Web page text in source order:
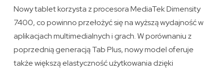
Nowy tablet korzysta z procesora MediaTek Dimensity
7400, co powinno przełożyć się na wyższą wydajność w
aplikacjach multimedialnych i grach. W porównaniu z
poprzednią generacją Tab Plus, nowy model oferuje
także większą elastyczność użytkowania dzięki